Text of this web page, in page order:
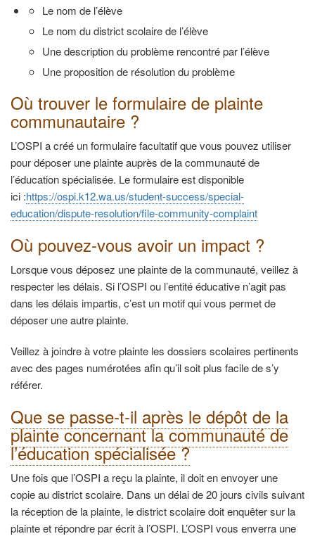
Le nom de l’élève
Le nom du district scolaire de l’élève
Une description du problème rencontré par l’élève
Une proposition de résolution du problème
Où trouver le formulaire de plainte
communautaire ?
L’OSPI a créé un formulaire facultatif que vous pouvez utiliser
pour déposer une plainte auprès de la communauté de
l’éducation spécialisée. Le formulaire est disponible
ici :https://ospi.k12.wa.us/student-success/special-
education/dispute-resolution/file-community-complaint
Où pouvez-vous avoir un impact ?
Lorsque vous déposez une plainte de la communauté, veillez à
respecter les délais. Si l’OSPI ou l’entité éducative n’agit pas
dans les délais impartis, c’est un motif qui vous permet de
déposer une autre plainte.
Veillez à joindre à votre plainte les dossiers scolaires pertinents
avec des pages numérotées afin qu’il soit plus facile de s’y
référer.
Que se passe-t-il après le dépôt de la
plainte concernant la communauté de
l’éducation spécialisée ?
Une fois que l’OSPI a reçu la plainte, il doit en envoyer une
copie au district scolaire. Dans un délai de 20 jours civils suivant
la réception de la plainte, le district scolaire doit enquêter sur la
plainte et répondre par écrit à l’OSPI. L’OSPI vous enverra une